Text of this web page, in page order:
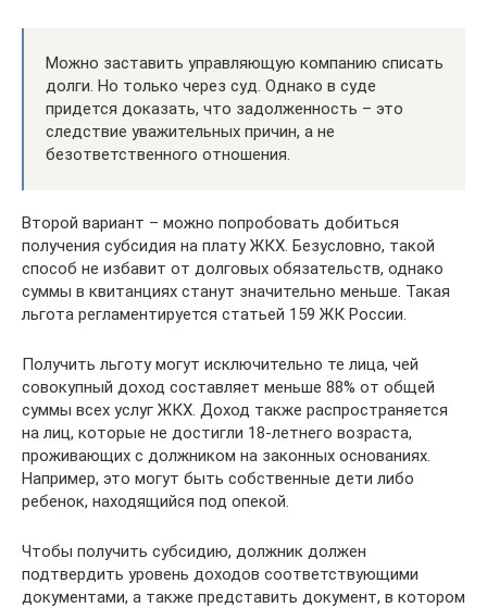
Можно заставить управляющую компанию списать
долги. Но только через суд. Однако в суде
придется доказать, что задолженность – это
следствие уважительных причин, а не
безответственного отношения.
Второй вариант – можно попробовать добиться
получения субсидия на плату ЖКХ. Безусловно, такой
способ не избавит от долговых обязательств, однако
суммы в квитанциях станут значительно меньше. Такая
льгота регламентируется статьей 159 ЖК России.
Получить льготу могут исключительно те лица, чей
совокупный доход составляет меньше 88% от общей
суммы всех услуг ЖКХ. Доход также распространяется
на лиц, которые не достигли 18-летнего возраста,
проживающих с должником на законных основаниях.
Например, это могут быть собственные дети либо
ребенок, находящийся под опекой.
Чтобы получить субсидию, должник должен
подтвердить уровень доходов соответствующими
документами, а также представить документ, в котором